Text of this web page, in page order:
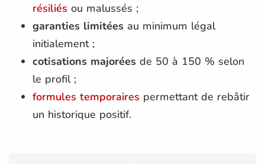
résiliés ou malussés ;
garanties limitées au minimum légal
initialement ;
cotisations majorées de 50 à 150 % selon
le profil ;
formules temporaires permettant de rebâtir
un historique positif.